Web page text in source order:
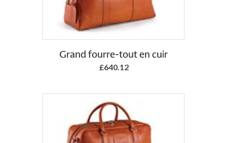
Add to Basket
Grand fourre-tout en cuir
£640.12